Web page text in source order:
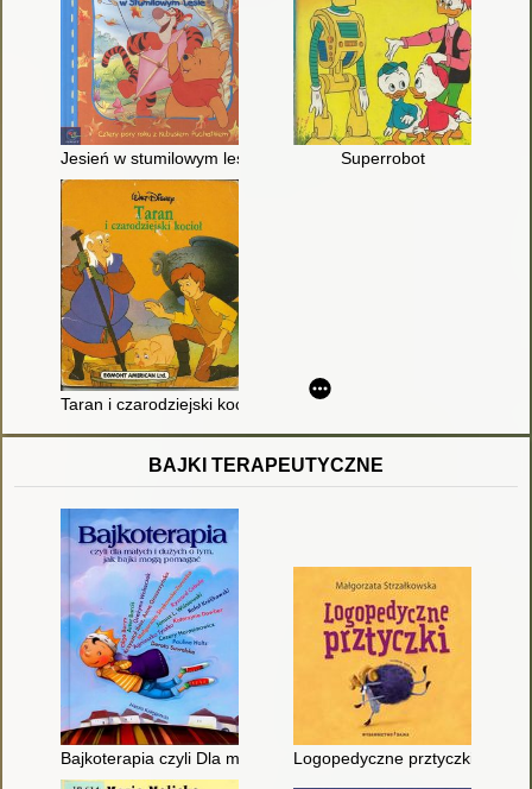
Jesień w stumilowym lesie Superrobot
Taran i czarodziejski kocioł
BAJKI TERAPEUTYCZNE
Bajkoterapia czyli Dla małych i dużych o tym, jak bajki mogą
Logopedyczne prztyczki